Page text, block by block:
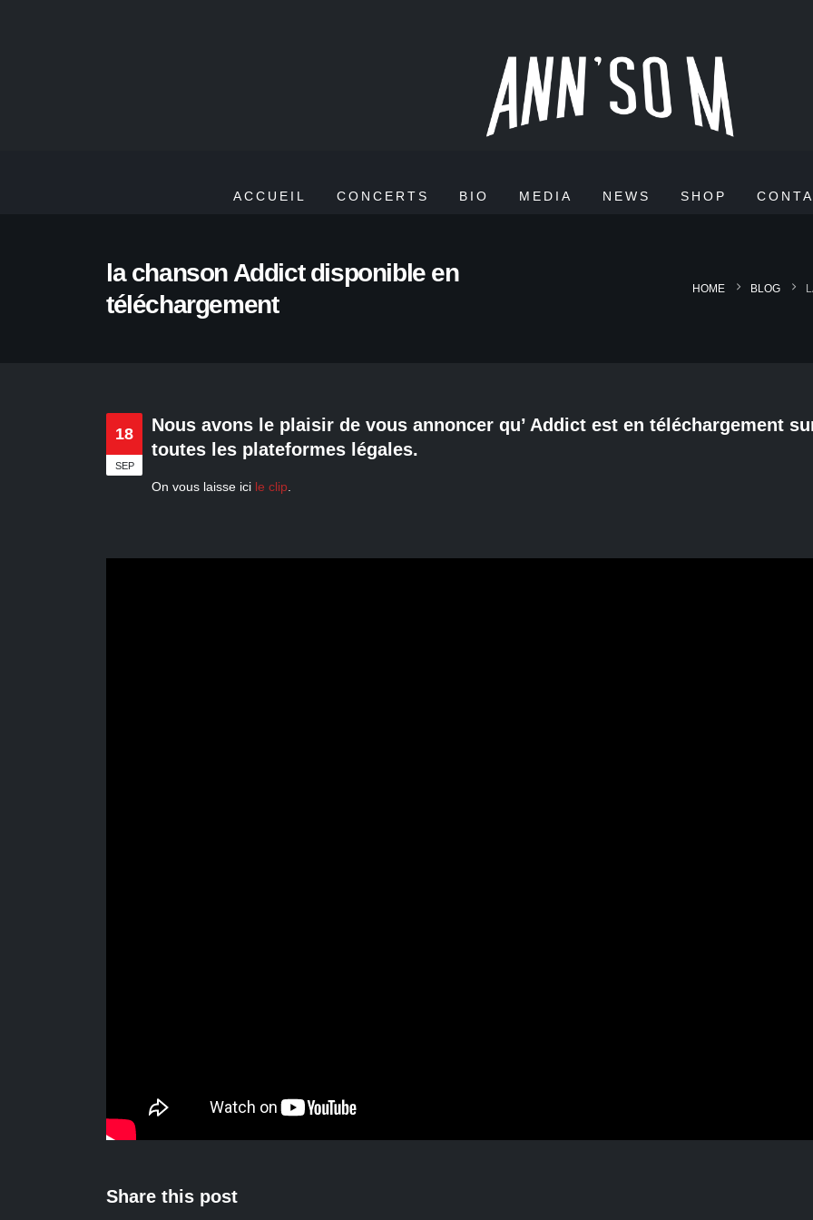
ACCUEIL CONCERTS BIO MEDIA NEWS SHOP
la chanson Addict disponible en
téléchargement
HOME BLOG
18
SEP
Nous avons le plaisir de vous annoncer qu’ Addict est en téléchargement
toutes les plateformes légales.
On vous laisse ici le clip
Share this post